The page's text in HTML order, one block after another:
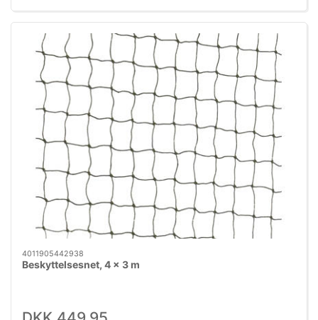
4011905442938
Beskyttelsesnet, 4 x 3 m